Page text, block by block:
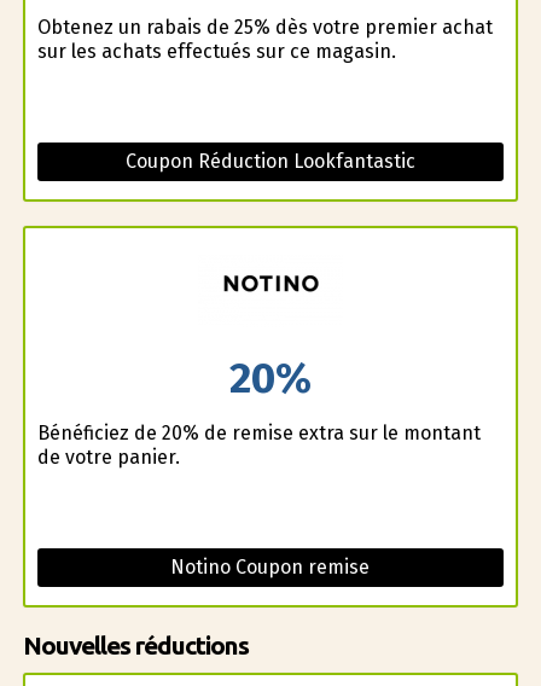
Obtenez un rabais de 25% dès votre premier achat
sur les achats effectués sur ce magasin.
Coupon Réduction Lookfantastic
20%
Bénéficiez de 20% de remise extra sur le montant
de votre panier.
Notino Coupon remise
Nouvelles réductions